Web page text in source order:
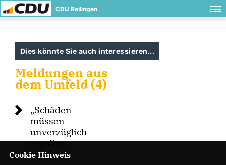
CDU Reilingen
Dies könnte Sie auch interessieren...
Meldungen aus
dem Umfeld (4)
Schäden
müssen
unverzüglich
reguliert
werden!“
Cookie Hinweis